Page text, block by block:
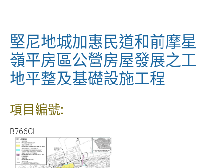
堅尼地城加惠民道和前摩星
嶺平房區公營房屋發展之工
地平整及基礎設施工程
項目編號:
B766CL